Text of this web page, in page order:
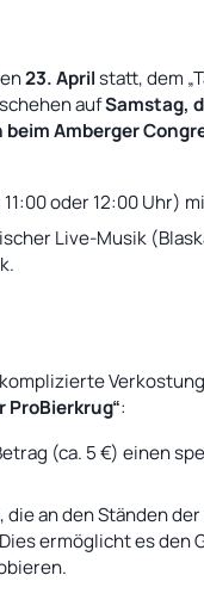
23. Aprilstatt, dem
aufSamstag,
Amberger
oder 12:00 Uhr)
Live-Musik
ProBierkrug“:
(ca. 5 €) einen
, die an den Ständen
ermöglicht es den